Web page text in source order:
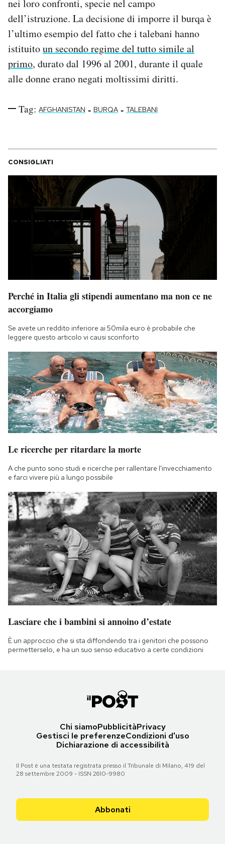
nei loro confronti, specie nel campo
dell’istruzione. La decisione di imporre il burqa è
l’ultimo esempio del fatto che i talebani hanno
istituitoun secondo regime del tutto simile al
primo, durato dal 1996 al 2001, durante il quale
alle donne erano negati moltissimi diritti.
Tag: AFGHANISTAN - BURQA - TALEBANI
CONSIGLIATI
Perché in Italia gli stipendi aumentano ma non ce ne
accorgiamo
Se avete un reddito inferiore ai 50mila euro è probabile che
leggere questo articolo vi causi sconforto
Le ricerche per ritardare la morte
A che punto sono studi e ricerche per rallentare l'invecchiamento
e farci vivere più a lungo possibile
Lasciare che i bambini si annoino d’estate
È un approccio che si sta diffondendo tra i genitori che possono
permetterselo, e ha un suo senso educativo a certe condizioni
Chi siamoPubblicitàPrivacy
Gestisci le preferenzeCondizioni d'uso
Dichiarazione di accessibilità
Il Post è una testata registrata presso il Tribunale di Milano, 419 del
28 settembre 2009 - ISSN 2610-9980
Abbonati